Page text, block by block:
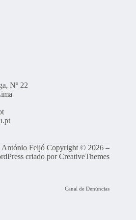
Nº 22
António Feijó Copyright © 2026 –
criado porCreativeThemes
Canal de Denúncias